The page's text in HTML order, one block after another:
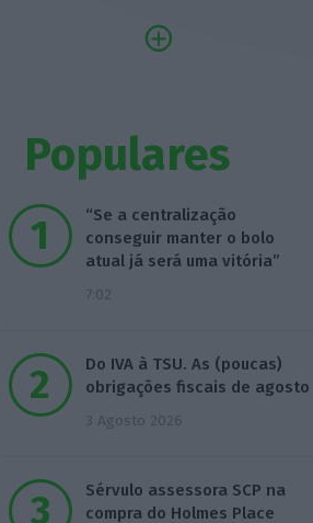
Populares
“Se a centralização
conseguir manter o bolo
atual já será uma vitória”
7:02
Do IVA à TSU. As (poucas)
obrigações fiscais de agosto
3 Agosto 2026
Sérvulo assessora SCP na
compra do Holmes Place